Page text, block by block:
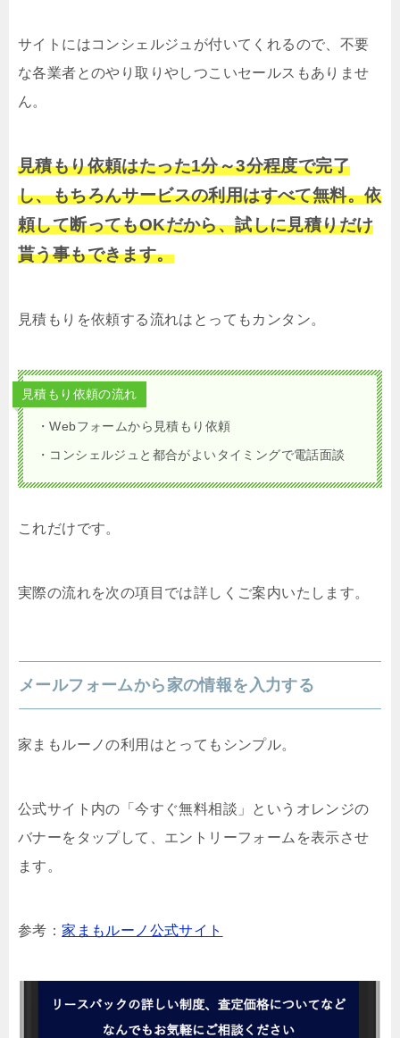
サイトにはコンシェルジュが付いてくれるので、不要
な各業者とのやり取りやしつこいセールスもありませ
ん。
見積もり依頼はたった1分～3分程度で完了
し、もちろんサービスの利用はすべて無料。依
頼して断ってもOKだから、試しに見積りだけ
貰う事もできます。
見積もりを依頼する流れはとってもカンタン。
見積もり依頼の流れ
・Webフォームから見積もり依頼
・コンシェルジュと都合がよいタイミングで電話面談
これだけです。
実際の流れを次の項目では詳しくご案内いたします。
メールフォームから家の情報を入力する
家まもルーノの利用はとってもシンプル。
公式サイト内の「今すぐ無料相談」というオレンジの
バナーをタップして、エントリーフォームを表示させ
ます。
参考：家まもルーノ公式サイト